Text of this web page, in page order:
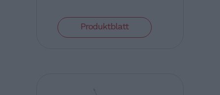
Produktblatt